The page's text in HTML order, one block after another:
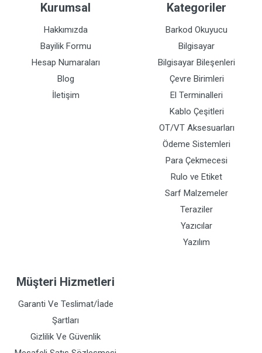
Kurumsal
Hakkımızda
Bayilik Formu
Hesap Numaraları
Blog
İletişim
Kategoriler
Barkod Okuyucu
Bilgisayar
Bilgisayar Bileşenleri
Çevre Birimleri
El Terminalleri
Kablo Çeşitleri
OT/VT Aksesuarları
Ödeme Sistemleri
Para Çekmecesi
Rulo ve Etiket
Sarf Malzemeler
Teraziler
Yazıcılar
Yazılım
Müşteri Hizmetleri
Garanti Ve Teslimat/İade
Şartları
Gizlilik Ve Güvenlik